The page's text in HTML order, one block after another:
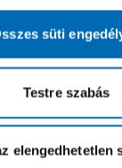
süti
Testre szabás
elengedhetetlen